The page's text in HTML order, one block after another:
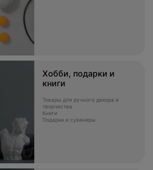
Хобби, подарки и
книги
Товары для ручного декора и
творчества
Книги
Подарки и сувениры